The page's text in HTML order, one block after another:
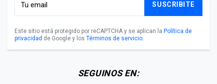
SUSCRIBITE
Este sitio está protegido por reCAPTCHA y se aplican la Política de
privacidad de Google y los Términos de servicio.
SEGUINOS EN: